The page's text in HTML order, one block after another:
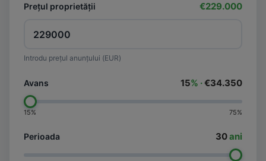
Prețul proprietății €229.000
Introdu prețul anunțului (EUR)
Avans 15% ·€34.350
15% 75%
Perioada 30ani